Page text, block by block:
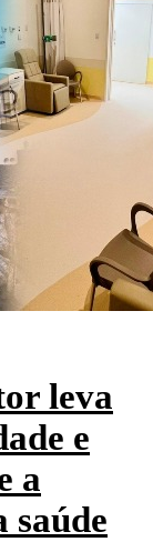
leva
e
a
saúde